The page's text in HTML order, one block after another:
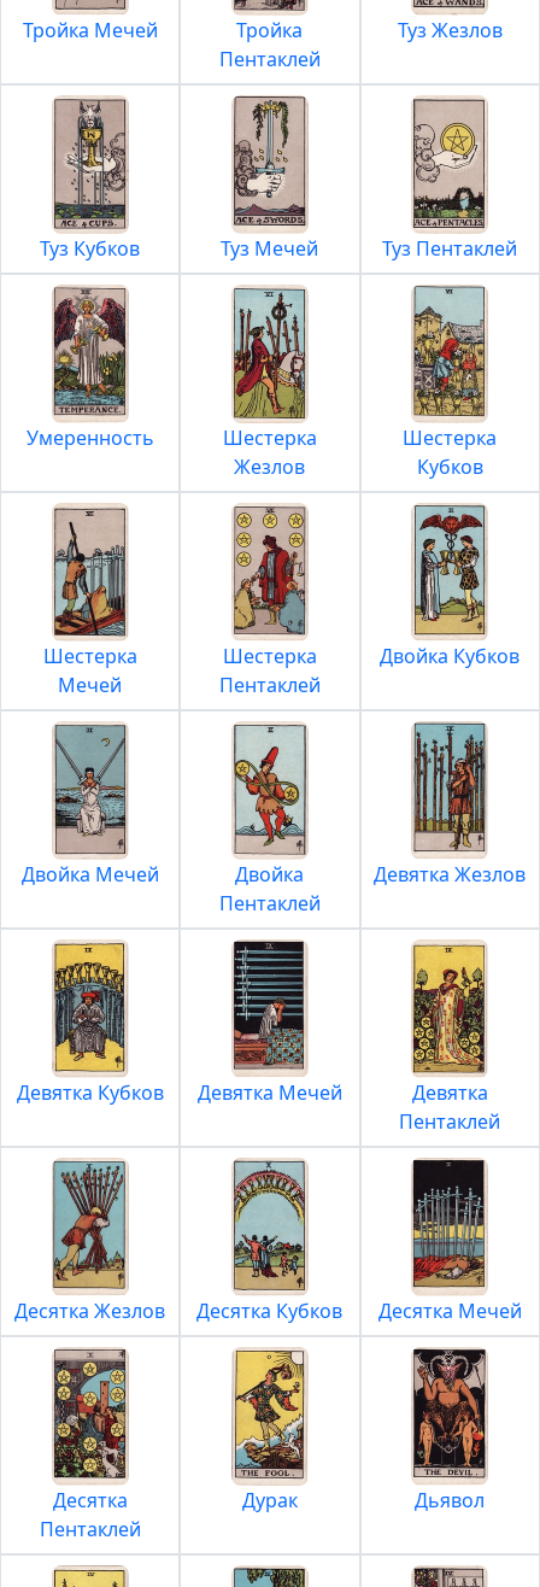
Тройка Мечей
Тройка
Пентаклей
Туз Жезлов
Туз Кубков Туз Мечей Туз Пентаклей
Умеренность
Шестерка
Жезлов
Шестерка
Кубков
Шестерка
Мечей
Шестерка
Пентаклей
Двойка Кубков
Двойка Мечей
Двойка
Пентаклей
Девятка Жезлов
Девятка Кубков Девятка Мечей
Девятка
Пентаклей
Десятка Жезлов Десятка Кубков Десятка Мечей
Десятка
Пентаклей
Дурак Дьявол